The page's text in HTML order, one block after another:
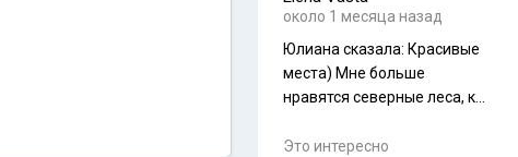
получила двухслойную
конструкцию с отдельным
внешним тентом и сетчатой
внутренней палаткой, а ее
комплектации составляет
около 1 месяца назад
Юлиана сказалa: Красивые
места) Мне больше
нравятся северные леса, как
южной тайги
Это интересно